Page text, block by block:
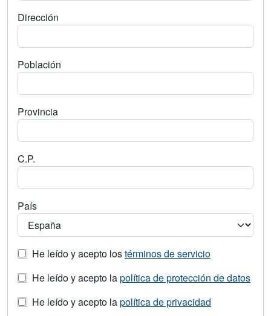
Dirección
Población
Provincia
C.P.
País
He leído y acepto lostérminos de servicio
He leído y acepto lapolítica de protección de datos
He leído y acepto lapolítica de privacidad